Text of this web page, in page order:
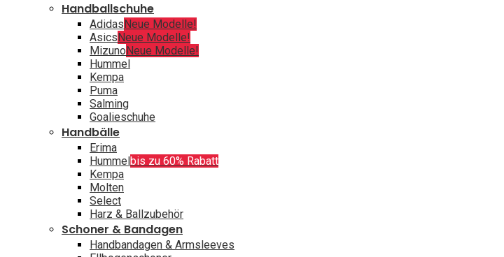
Handballschuhe
AdidasNeue Modelle!
AsicsNeue Modelle!
MizunoNeue Modelle!
Hummel
Kempa
Puma
Salming
Goalieschuhe
Handbälle
Erima
Hummelbis zu 60% Rabatt
Kempa
Molten
Select
Harz & Ballzubehör
Schoner & Bandagen
Handbandagen & Armsleeves